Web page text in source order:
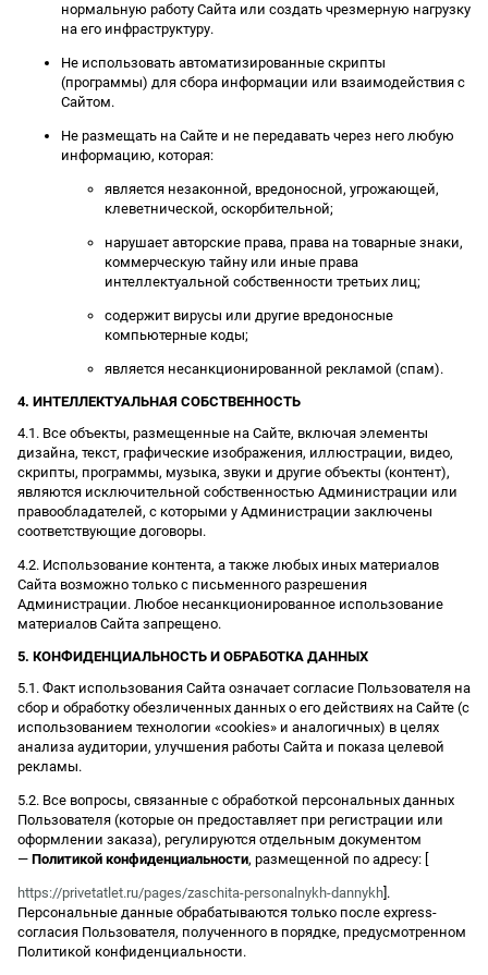
нормальную работу Сайта или создать чрезмерную нагрузку
на его инфраструктуру.
Не использовать автоматизированные скрипты
(программы) для сбора информации или взаимодействия с
Сайтом.
Не размещать на Сайте и не передавать через него любую
информацию, которая:
является незаконной, вредоносной, угрожающей,
клеветнической, оскорбительной;
нарушает авторские права, права на товарные знаки,
коммерческую тайну или иные права
интеллектуальной собственности третьих лиц;
содержит вирусы или другие вредоносные
компьютерные коды;
является несанкционированной рекламой (спам).
4. ИНТЕЛЛЕКТУАЛЬНАЯ СОБСТВЕННОСТЬ
4.1. Все объекты, размещенные на Сайте, включая элементы
дизайна, текст, графические изображения, иллюстрации, видео,
скрипты, программы, музыка, звуки и другие объекты (контент),
являются исключительной собственностью Администрации или
правообладателей, с которыми у Администрации заключены
соответствующие договоры.
4.2. Использование контента, а также любых иных материалов
Сайта возможно только с письменного разрешения
Администрации. Любое несанкционированное использование
материалов Сайта запрещено.
5. КОНФИДЕНЦИАЛЬНОСТЬ И ОБРАБОТКА ДАННЫХ
5.1. Факт использования Сайта означает согласие Пользователя на
сбор и обработку обезличенных данных о его действиях на Сайте (с
использованием технологии «cookies» и аналогичных) в целях
анализа аудитории, улучшения работы Сайта и показа целевой
рекламы.
5.2. Все вопросы, связанные с обработкой персональных данных
Пользователя (которые он предоставляет при регистрации или
оформлении заказа), регулируются отдельным документом
— Политикой конфиденциальности, размещенной по адресу: [
https://privetatlet.ru/pages/zaschita-personalnykh-dannykh ].
Персональные данные обрабатываются только после express-
согласия Пользователя, полученного в порядке, предусмотренном
Политикой конфиденциальности.